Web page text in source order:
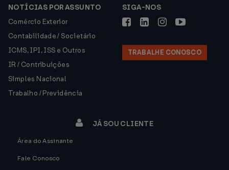
NOTÍCIAS POR ASSUNTO
Comércio Exterior
Contabilidade / Societário
ICMS, IPI, ISS e Outros
IR / Contribuições
Simples Nacional
Trabalho / Previdência
SIGA-NOS
TRABALHE CONOSCO
JÁ SOU CLIENTE
Área do Assinante
Fale Conosco